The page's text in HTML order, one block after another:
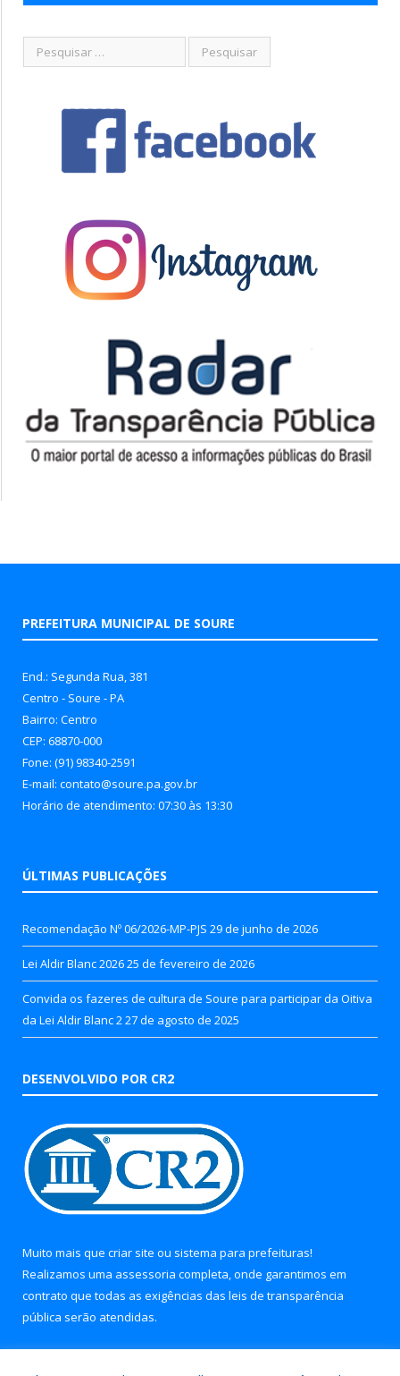
PREFEITURA MUNICIPAL DE SOURE
End.: Segunda Rua, 381
Centro - Soure - PA
Bairro: Centro
CEP: 68870-000
Fone: (91) 98340-2591
E-mail: contato@soure.pa.gov.br
Horário de atendimento: 07:30 às 13:30
ÚLTIMAS PUBLICAÇÕES
Recomendação Nº 06/2026-MP-PJS 29 de junho de 2026
Lei Aldir Blanc 202625 de fevereiro de 2026
Convida os fazeres de cultura de Soure para participar da Oitiva
da Lei Aldir Blanc 2 27 de agosto de 2025
DESENVOLVIDO POR CR2
Muito mais que criar site ou sistema para prefeituras!
Realizamos uma assessoria completa, onde garantimos em
contrato que todas as exigências das leis de transparência
pública serão atendidas.